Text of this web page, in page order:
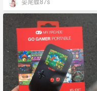
以及一些杂七杂八的东西。还有
一部分包裹估计下周陆续会到。
🙈！